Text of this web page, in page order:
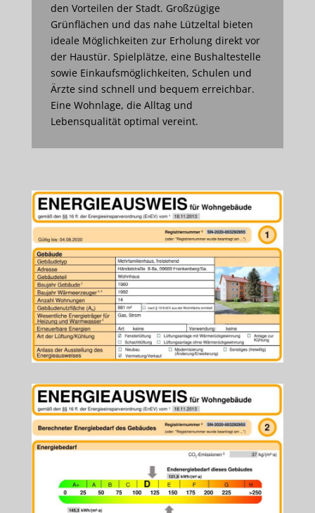
den Vorteilen der Stadt. Großzügige
Grünflächen und das nahe Lützeltal bieten
ideale Möglichkeiten zur Erholung direkt vor
der Haustür. Spielplätze, eine Bushaltestelle
sowie Einkaufsmöglichkeiten, Schulen und
Ärzte sind schnell und bequem erreichbar.
Eine Wohnlage, die Alltag und
Lebensqualität optimal vereint.